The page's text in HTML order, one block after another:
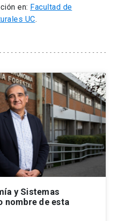
launch
en: Facultad de
UC.
y Sistemas
nombre de esta